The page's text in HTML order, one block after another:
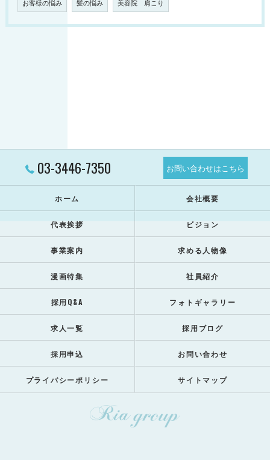
お客様の悩み 髪の悩み 美容院 肩こり
03-3446-7350 お問い合わせはこちら
ホーム 会社概要
代表挨拶 ビジョン
事業案内 求める人物像
漫画特集 社員紹介
採用Q&A フォトギャラリー
求人一覧 採用ブログ
採用申込 お問い合わせ
プライバシーポリシー サイトマップ